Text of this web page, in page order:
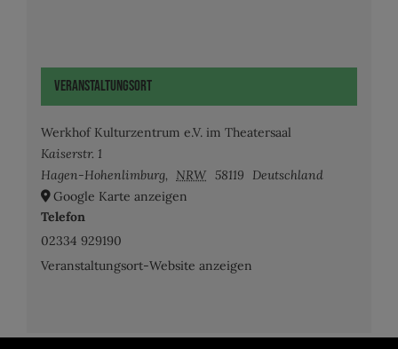
Veranstaltungsort
Werkhof Kulturzentrum e.V. im Theatersaal
Kaiserstr. 1
Hagen-Hohenlimburg, NRW 58119
Deutschland
Google Karte anzeigen
Telefon
02334 929190
Veranstaltungsort-Website anzeigen